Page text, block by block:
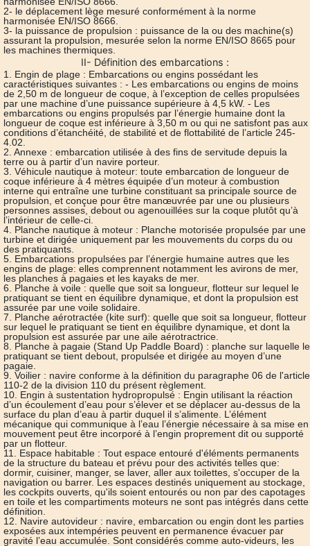
2- le déplacement lège mesuré conformément à la norme
harmonisée EN/ISO 8666.
3- la puissance de propulsion : puissance de la ou des machine(s)
assurant la propulsion, mesurée selon la norme EN/ISO 8665 pour
les machines thermiques.
II- Définition des embarcations :
1. Engin de plage : Embarcations ou engins possédant les
caractéristiques suivantes : - Les embarcations ou engins de moins
de 2,50 m de longueur de coque, à l’exception de celles propulsées
par une machine d’une puissance supérieure à 4,5 kW. - Les
embarcations ou engins propulsés par l’énergie humaine dont la
longueur de coque est inférieure à 3,50 m ou qui ne satisfont pas aux
conditions d’étanchéité, de stabilité et de flottabilité de l’article 245-
4.02.
2. Annexe : embarcation utilisée à des fins de servitude depuis la
terre ou à partir d’un navire porteur.
3. Véhicule nautique à moteur: toute embarcation de longueur de
coque inférieure à 4 mètres équipée d’un moteur à combustion
interne qui entraîne une turbine constituant sa principale source de
propulsion, et conçue pour être manœuvrée par une ou plusieurs
personnes assises, debout ou agenouillées sur la coque plutôt qu’à
l’intérieur de celle-ci.
4. Planche nautique à moteur : Planche motorisée propulsée par une
turbine et dirigée uniquement par les mouvements du corps du ou
des pratiquants.
5. Embarcations propulsées par l’énergie humaine autres que les
engins de plage: elles comprennent notamment les avirons de mer,
les planches à pagaies et les kayaks de mer.
6. Planche à voile : quelle que soit sa longueur, flotteur sur lequel le
pratiquant se tient en équilibre dynamique, et dont la propulsion est
assurée par une voile solidaire.
7. Planche aérotractée (kite surf): quelle que soit sa longueur, flotteur
sur lequel le pratiquant se tient en équilibre dynamique, et dont la
propulsion est assurée par une aile aérotractrice.
8. Planche à pagaie (Stand Up Paddle Board) : planche sur laquelle le
pratiquant se tient debout, propulsée et dirigée au moyen d’une
pagaie.
9. Voilier : navire conforme à la définition du paragraphe 06 de l'article
110-2 de la division 110 du présent règlement.
10. Engin à sustentation hydropropulsé : Engin utilisant la réaction
d’un écoulement d’eau pour s’élever et se déplacer au-dessus de la
surface du plan d’eau à partir duquel il s’alimente. L’élément
mécanique qui communique à l’eau l’énergie nécessaire à sa mise en
mouvement peut être incorporé à l’engin proprement dit ou supporté
par un flotteur.
11. Espace habitable : Tout espace entouré d'éléments permanents
de la structure du bateau et prévu pour des activités telles que:
dormir, cuisiner, manger, se laver, aller aux toilettes, s'occuper de la
navigation ou barrer. Les espaces destinés uniquement au stockage,
les cockpits ouverts, qu'ils soient entourés ou non par des capotages
en toile et les compartiments moteurs ne sont pas intégrés dans cette
définition.
12. Navire autovideur : navire, embarcation ou engin dont les parties
exposées aux intempéries peuvent en permanence évacuer par
gravité l’eau accumulée. Sont considérés comme auto-videurs, les